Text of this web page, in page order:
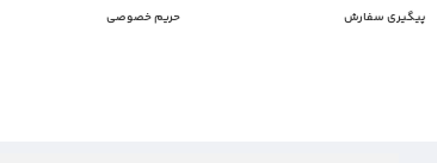
پیگیری سفارش
حریم خصوصی